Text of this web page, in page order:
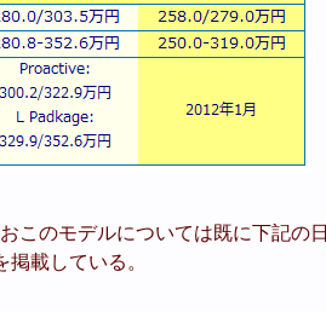
このモデルについては既に下記の日
載している。